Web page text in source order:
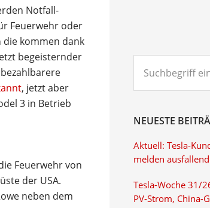
Notfall-
Feuerwehr oder
die kommen dank
begeisternder
, jetzt aber
3 in Betrieb
Feuerwehr von
der USA.
neben dem
eingeben...
NEUESTE
Aktuell: Tesla-
melden
Tesla-Woche 31/
PV-Strom, China-